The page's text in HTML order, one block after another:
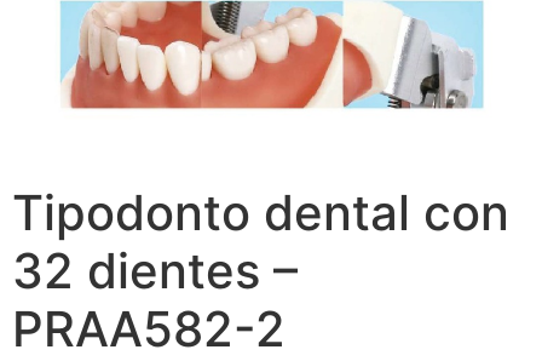
Tipodonto dental con
32 dientes –
PRAA582-2